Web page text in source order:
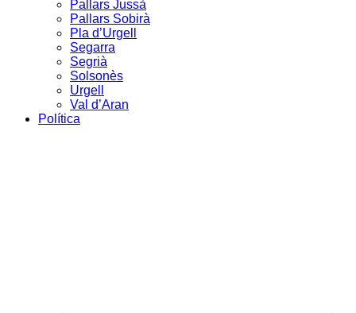
Pallars Jussà
Pallars Sobirà
Pla d’Urgell
Segarra
Segrià
Solsonès
Urgell
Val d’Aran
Política